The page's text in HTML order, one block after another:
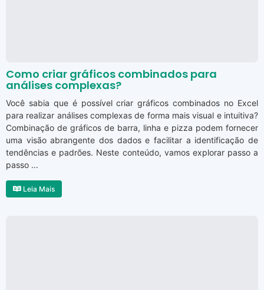
Como criar gráficos combinados para
análises complexas?
Você sabia que é possível criar gráficos combinados no Excel
para realizar análises complexas de forma mais visual e intuitiva?
Combinação de gráficos de barra, linha e pizza podem fornecer
uma visão abrangente dos dados e facilitar a identificação de
tendências e padrões. Neste conteúdo, vamos explorar passo a
passo ...
Leia Mais